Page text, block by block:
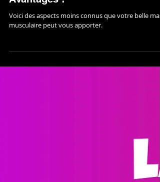
Pourquoi être musclé ?
Avantages !